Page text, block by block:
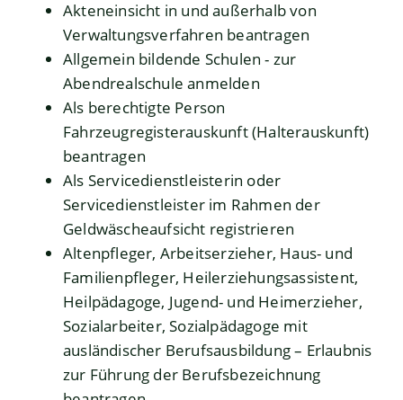
Akteneinsicht in und außerhalb von
Verwaltungsverfahren beantragen
Allgemein bildende Schulen - zur
Abendrealschule anmelden
Als berechtigte Person
Fahrzeugregisterauskunft (Halterauskunft)
beantragen
Als Servicedienstleisterin oder
Servicedienstleister im Rahmen der
Geldwäscheaufsicht registrieren
Altenpfleger, Arbeitserzieher, Haus- und
Familienpfleger, Heilerziehungsassistent,
Heilpädagoge, Jugend- und Heimerzieher,
Sozialarbeiter, Sozialpädagoge mit
ausländischer Berufsausbildung – Erlaubnis
zur Führung der Berufsbezeichnung